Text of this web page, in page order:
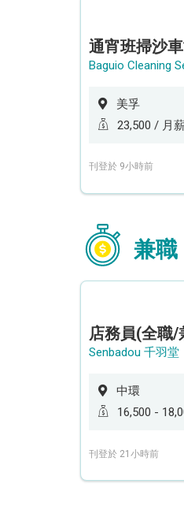
通宵班掃沙
美孚
23,500 / 月
刊登於 9小時前
兼職
店務員(全職/
Senbadou 千羽堂
中環
16,500 -
刊登於 21小時前